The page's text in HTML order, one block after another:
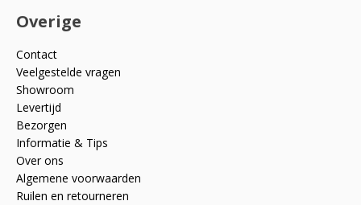
Overige
Contact
Veelgestelde vragen
Showroom
Levertijd
Bezorgen
Informatie & Tips
Over ons
Algemene voorwaarden
Ruilen en retourneren